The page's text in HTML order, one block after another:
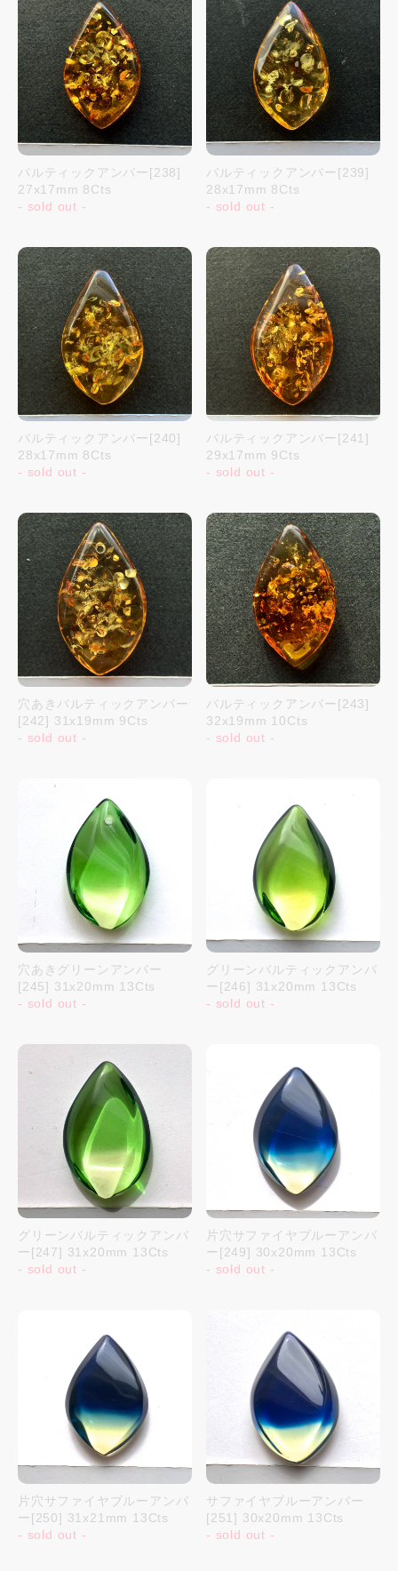
バルティックアンバー[238]
27x17mm 8Cts
- sold out -
バルティックアンバー[239]
28x17mm 8Cts
- sold out -
バルティックアンバー[240]
28x17mm 8Cts
- sold out -
バルティックアンバー[241]
29x17mm 9Cts
- sold out -
穴あきバルティックアンバー
[242] 31x19mm 9Cts
- sold out -
バルティックアンバー[243]
32x19mm 10Cts
- sold out -
穴あきグリーンアンバー
[245] 31x20mm 13Cts
- sold out -
グリーンバルティックアンバ
ー[246] 31x20mm 13Cts
- sold out -
グリーンバルティックアンバ
ー[247] 31x20mm 13Cts
- sold out -
片穴サファイヤブルーアンバ
ー[249] 30x20mm 13Cts
- sold out -
片穴サファイヤブルーアンバ
ー[250] 31x21mm 13Cts
- sold out -
サファイヤブルーアンバー
[251] 30x20mm 13Cts
- sold out -